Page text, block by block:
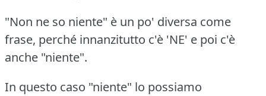
"Non ne so niente" è un po' diversa come
frase, perché innanzitutto c'è 'NE' e poi c'è
anche "niente".
In questo caso "niente" lo possiamo